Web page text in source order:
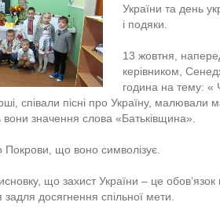
України та день
і подяки.
13 жовтня,
керівником,
година на тему: «
співали пісні про Україну,
значення слова «Батьківщина».
Покрови, що воно символізує.
що захист України – це
задля досягнення спільної мети.